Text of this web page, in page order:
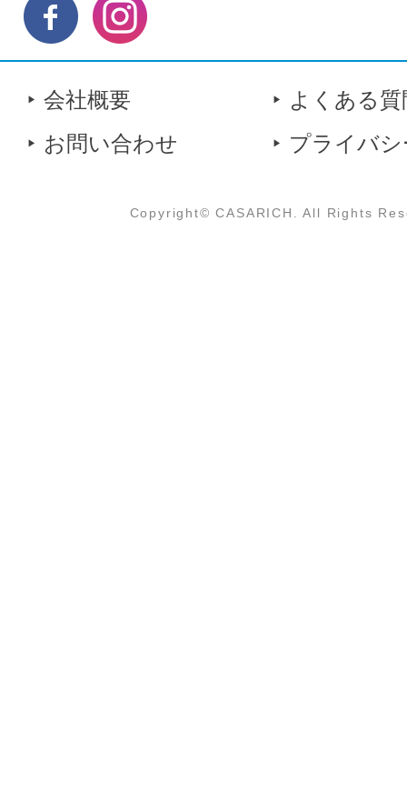
会社概要
よくある質
お問い合わせ
プライバ
Copyright© CASARICH. All Rights